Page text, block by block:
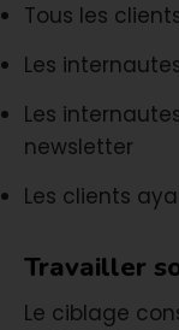
Tous les
Les
Les
newsletter
Les clients
Travailler
Le ciblage